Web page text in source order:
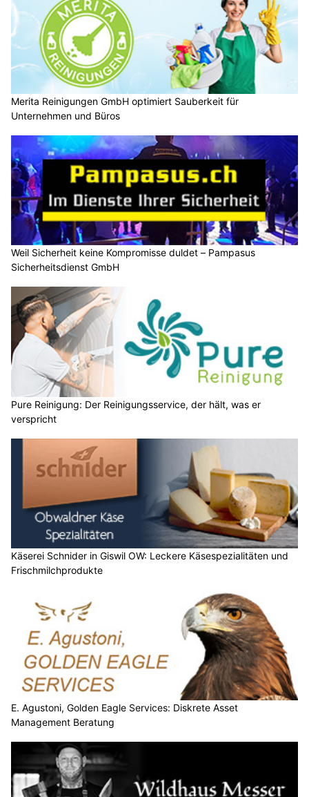
Merita Reinigungen GmbH optimiert Sauberkeit für
Unternehmen und Büros
Weil Sicherheit keine Kompromisse duldet – Pampasus
Sicherheitsdienst GmbH
Pure Reinigung: Der Reinigungsservice, der hält, was er
verspricht
Käserei Schnider in Giswil OW: Leckere Käsespezialitäten und
Frischmilchprodukte
E. Agustoni, Golden Eagle Services: Diskrete Asset
Management Beratung